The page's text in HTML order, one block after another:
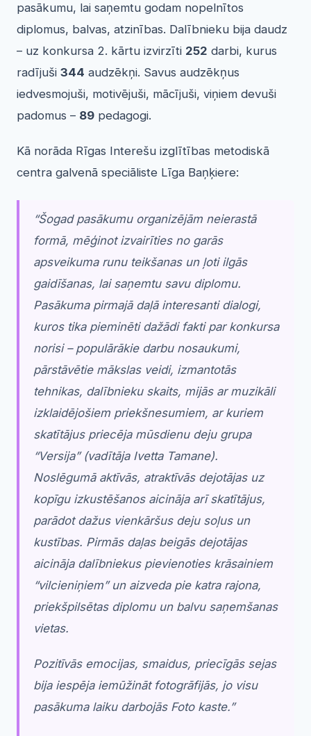
pasākumu, lai saņemtu godam nopelnītos
diplomus, balvas, atzinības. Dalībnieku bija daudz
– uz konkursa 2. kārtu izvirzīti 252 darbi, kurus
radījuši 344 audzēkņi. Savus audzēkņus
iedvesmojuši, motivējuši, mācījuši, viņiem devuši
padomus – 89 pedagogi.
Kā norāda Rīgas Interešu izglītības metodiskā
centra galvenā speciāliste Līga Baņķiere:
“Šogad pasākumu organizējām neierastā
formā, mēģinot izvairīties no garās
apsveikuma runu teikšanas un ļoti ilgās
gaidīšanas, lai saņemtu savu diplomu.
Pasākuma pirmajā daļā interesanti dialogi,
kuros tika pieminēti dažādi fakti par konkursa
norisi – populārākie darbu nosaukumi,
pārstāvētie mākslas veidi, izmantotās
tehnikas, dalībnieku skaits, mijās ar muzikāli
izklaidējošiem priekšnesumiem, ar kuriem
skatītājus priecēja mūsdienu deju grupa
“Versija” (vadītāja Ivetta Tamane).
Noslēgumā aktīvās, atraktīvās dejotājas uz
kopīgu izkustēšanos aicināja arī skatītājus,
parādot dažus vienkāršus deju soļus un
kustības. Pirmās daļas beigās dejotājas
aicināja dalībniekus pievienoties krāsainiem
“vilcieniņiem” un aizveda pie katra rajona,
priekšpilsētas diplomu un balvu saņemšanas
vietas.
Pozitīvās emocijas, smaidus, priecīgās sejas
bija iespēja iemūžināt fotogrāfijās, jo visu
pasākuma laiku darbojās Foto kaste.”